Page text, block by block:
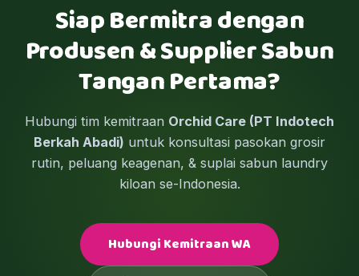
Siap Bermitra dengan
Produsen & Supplier Sabun
Tangan Pertama?
Hubungi tim kemitraan Orchid Care (PT Indotech
Berkah Abadi) untuk konsultasi pasokan grosir
rutin, peluang keagenan, & suplai sabun laundry
kiloan se-Indonesia.
Hubungi Kemitraan WA